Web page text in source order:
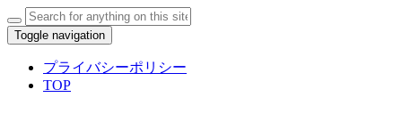
Toggle navigation
プライバシーポリシー
TOP